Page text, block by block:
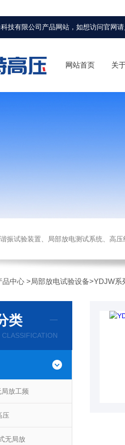
技有限公司产品网站，如想访问官网
网站首页 关
振试验装置、局部放电测试系统、高压绝
品中心 >局部放电试验设备>YDJW系
类
放工频
压
无局放